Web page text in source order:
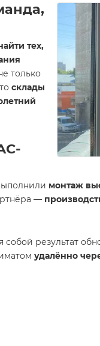
тех,
только
склады
монтаж
—
собой результат
удалённо